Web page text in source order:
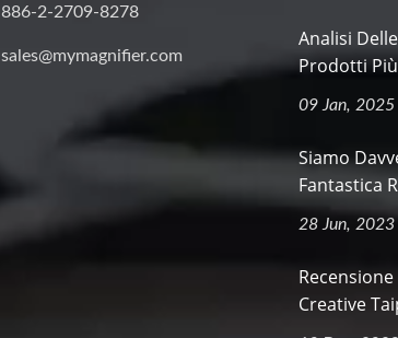
886-2-2709-8278
sales@mymagnifier.com
Analisi
Prodotti
09 Jan, 2025
Siamo
Fantastica
28 Jun, 2023
Creative